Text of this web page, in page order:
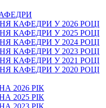
КАФЕДРИ У 2026 РОЦІ
КАФЕДРИ У 2025 РОЦІ
КАФЕДРИ У 2024 РОЦІ
КАФЕДРИ У 2023 РОЦІ
КАФЕДРИ У 2021 РОЦІ
КАФЕДРИ У 2020 РОЦІ
2026 РІК
2025 РІК
2023 РІК